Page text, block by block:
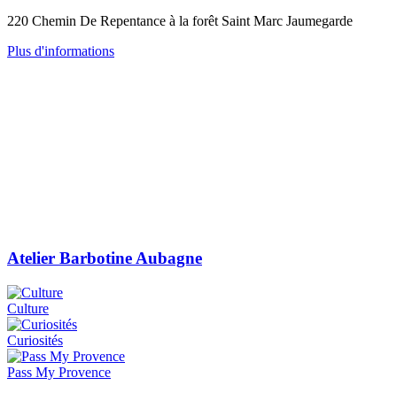
220 Chemin De Repentance à la forêt Saint Marc Jaumegarde
Plus d'informations
Atelier Barbotine Aubagne
Culture
Curiosités
Pass My Provence